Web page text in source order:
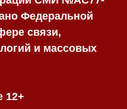
Федеральной
связи,
и массовых
12+